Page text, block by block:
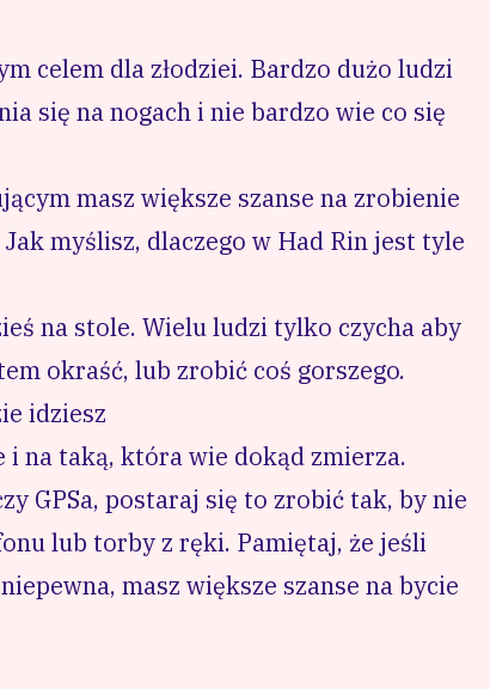
celem dla złodziei. Bardzo dużo ludzi
się na nogach i nie bardzo wie co się
masz większe szanse na zrobienie
myślisz, dlaczego w Had Rin jest tyle
na stole. Wielu ludzi tylko czycha aby
okraść, lub zrobić coś gorszego.
idziesz
i na taką, która wie dokąd zmierza.
GPSa, postaraj się to zrobić tak, by nie
lub torby z ręki. Pamiętaj, że jeśli
masz większe szanse na bycie